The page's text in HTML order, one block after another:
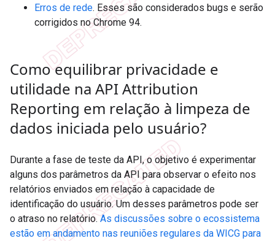
Erros de rede. Esses são considerados bugs e serão
corrigidos no Chrome 94.
Como equilibrar privacidade e
utilidade na API Attribution
Reporting em relação à limpeza de
dados iniciada pelo usuário?
Durante a fase de teste da API, o objetivo é experimentar
alguns dos parâmetros da API para observar o efeito nos
relatórios enviados em relação à capacidade de
identificação do usuário. Um desses parâmetros pode ser
o atraso no relatório.As discussões sobre o ecossistema
estão em andamento nas reuniões regulares da WICG para